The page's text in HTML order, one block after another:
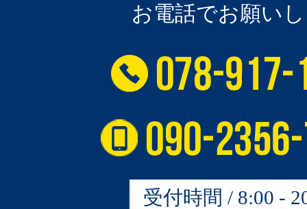
お電話でお願い
受付時間 / 8:00 -